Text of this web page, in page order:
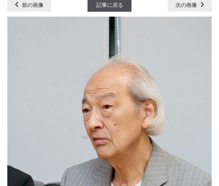
前の画像 記事に戻る 次の画像